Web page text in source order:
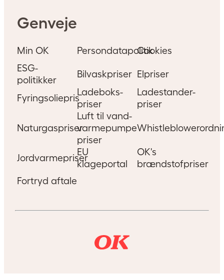
Genveje
Min OK PersondatapolitikCookies
ESG-
politikker
Bilvaskpriser Elpriser
Fyringsoliepris
Ladeboks-
priser
Ladestander-
priser
Naturgaspriser
Luft til vand-
varmepumpe
priser
Jordvarmepriser
EU
klageportal
OK's
brændstofpriser
Fortryd aftale